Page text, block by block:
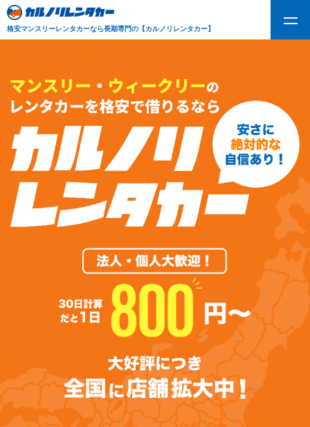
格安マンスリーレンタカーなら長期専門の【カルノリレンタカー】